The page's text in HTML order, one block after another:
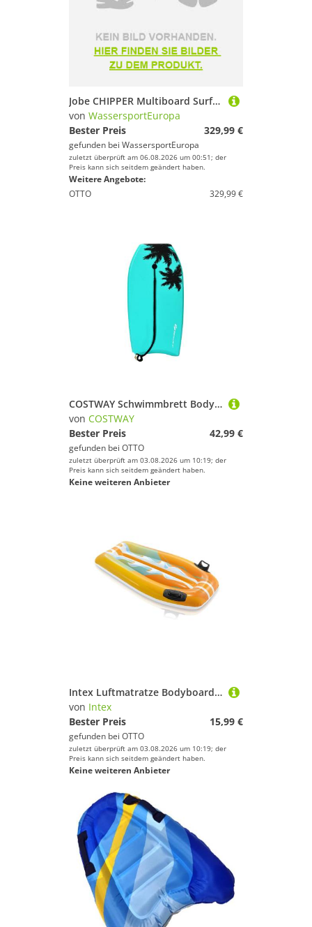
Jobe CHIPPER Multiboard Surfboard Kneeboard Bodyboard Wakeboard mit Handle
von WassersportEuropa
Bester Preis
329,99 €
gefunden bei WassersportEuropa
zuletzt überprüft am 06.08.2026 um 00:51; der
Preis kann sich seitdem geändert haben.
Weitere Angebote:
OTTO
329,99 €
COSTWAY Schwimmbrett Bodyboard
von COSTWAY
Bester Preis
42,99 €
gefunden bei OTTO
zuletzt überprüft am 03.08.2026 um 10:19; der
Preis kann sich seitdem geändert haben.
Keine weiteren Anbieter
Intex Luftmatratze Bodyboard - Joy Rider (112x62cm), mit zwei stabilen Haltegriffen
von Intex
Bester Preis
15,99 €
gefunden bei OTTO
zuletzt überprüft am 03.08.2026 um 10:19; der
Preis kann sich seitdem geändert haben.
Keine weiteren Anbieter